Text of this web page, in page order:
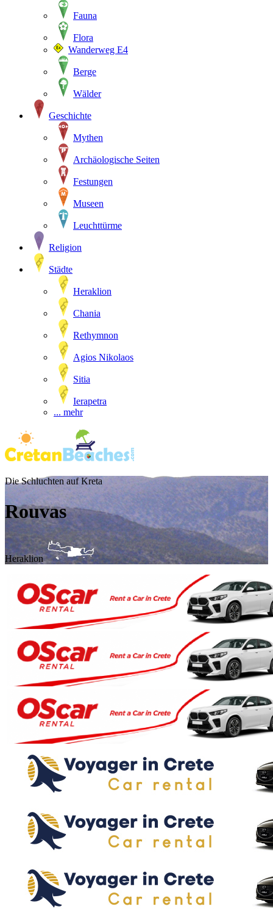
Fauna
Flora
Wanderweg E4
Berge
Wälder
Geschichte
Mythen
Archäologische Seiten
Festungen
Museen
Leuchttürme
Religion
Städte
Heraklion
Chania
Rethymnon
Agios Nikolaos
Sitia
Ierapetra
... mehr
Die Schluchten auf Kreta
Rouvas
Heraklion